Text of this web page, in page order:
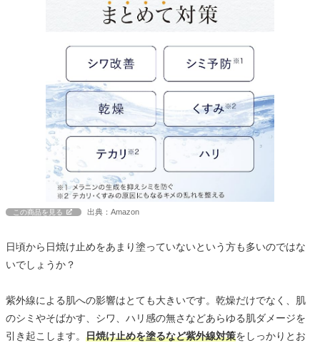
この商品を見る 出典：Amazon
日頃から日焼け止めをあまり塗っていないという方も多いのではな
いでしょうか？
紫外線による肌への影響はとても大きいです。乾燥だけでなく、肌
のシミやそばかす、シワ、ハリ感の無さなどあらゆる肌ダメージを
引き起こします。 日焼け止めを塗るなど紫外線対策をしっかりとお